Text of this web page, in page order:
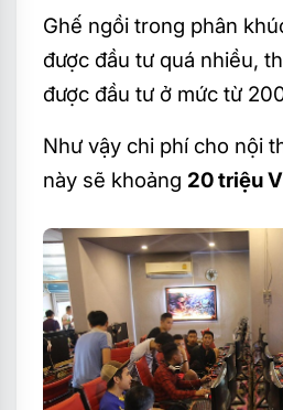
Ghế ngồi trong phân
được đầu tư quá nhiều,
được đầu tư ở mức từ
Như vậy chi phí cho nội
này sẽ khoảng 20 triệu